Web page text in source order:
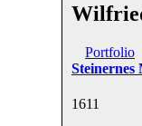
Portfolio
1611